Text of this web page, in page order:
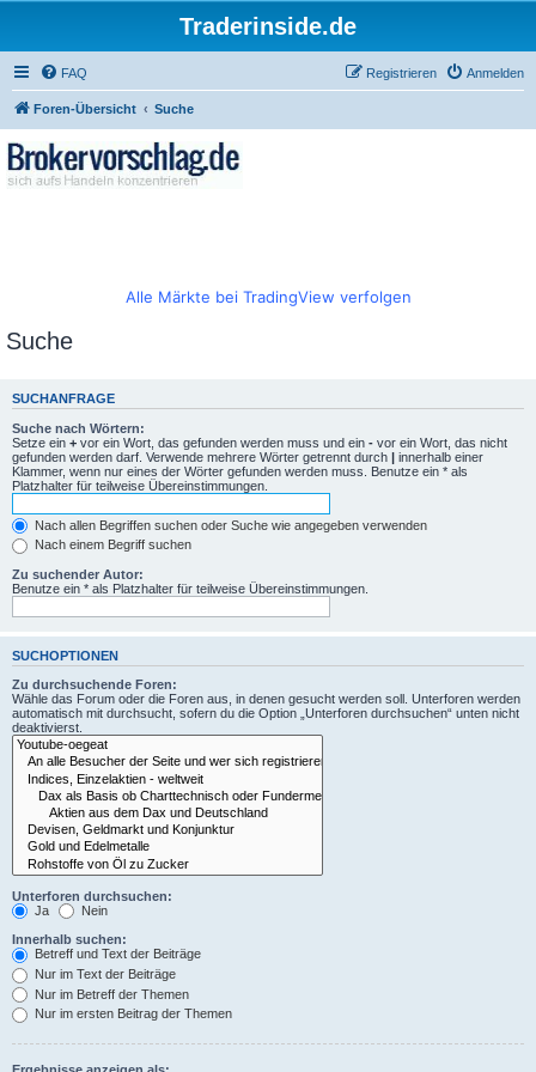
Traderinside.de
FAQ Anmelden
Registrieren
Foren-Übersicht Suche
Alle Märkte bei TradingView verfolgen
Suche
SUCHANFRAGE
Suche nach Wörtern:
Setze ein + vor ein Wort, das gefunden werden muss und ein - vor ein Wort, das nicht
gefunden werden darf. Verwende mehrere Wörter getrennt durch | innerhalb einer
Klammer, wenn nur eines der Wörter gefunden werden muss. Benutze ein * als
Platzhalter für teilweise Übereinstimmungen.
Nach allen Begriffen suchen oder Suche wie angegeben verwenden
Nach einem Begriff suchen
Zu suchender Autor:
Benutze ein * als Platzhalter für teilweise Übereinstimmungen.
SUCHOPTIONEN
Zu durchsuchende Foren:
Wähle das Forum oder die Foren aus, in denen gesucht werden soll. Unterforen werden
automatisch mit durchsucht, sofern du die Option „Unterforen durchsuchen“ unten nicht
deaktivierst.
Unterforen durchsuchen:
Ja
Nein
Innerhalb suchen:
Betreff und Text der Beiträge
Nur im Text der Beiträge
Nur im Betreff der Themen
Nur im ersten Beitrag der Themen